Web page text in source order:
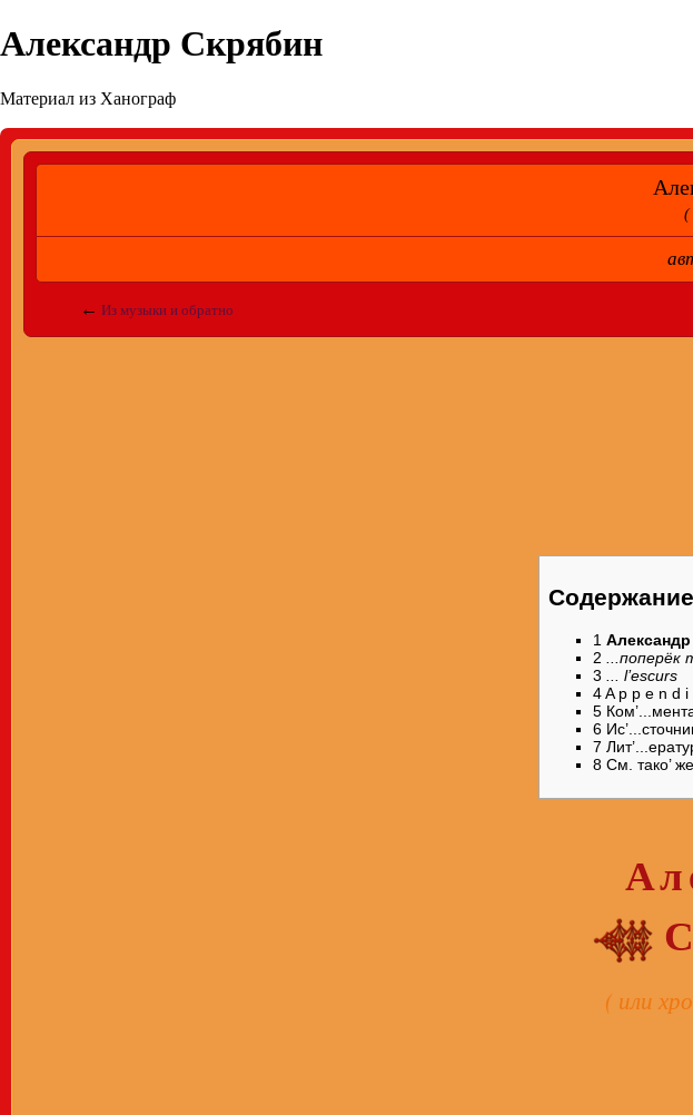
Александр Скрябин
Материал из Ханограф
(
← Из музыки и обратно
Содержание
1 Александр
2
...поперёк
3
... l’escurs
4A p p e n d i
5
6
7
8 См. тако’ же
( или